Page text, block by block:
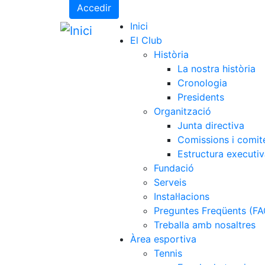
Accedir
Inici
El Club
Història
La nostra història
Cronologia
Presidents
Organització
Junta directiva
Comissions i
Estructura
Fundació
Serveis
Instal·lacions
Preguntes Freqüents
Treballa amb nosaltres
Àrea esportiva
Tennis